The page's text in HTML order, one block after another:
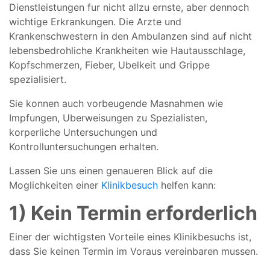
Dienstleistungen fur nicht allzu ernste, aber dennoch
wichtige Erkrankungen. Die Arzte und
Krankenschwestern in den Ambulanzen sind auf nicht
lebensbedrohliche Krankheiten wie Hautausschlage,
Kopfschmerzen, Fieber, Ubelkeit und Grippe
spezialisiert.
Sie konnen auch vorbeugende Masnahmen wie
Impfungen, Uberweisungen zu Spezialisten,
korperliche Untersuchungen und
Kontrolluntersuchungen erhalten.
Lassen Sie uns einen genaueren Blick auf die
Moglichkeiten einer Klinikbesuch helfen kann:
1) Kein Termin erforderlich
Einer der wichtigsten Vorteile eines Klinikbesuchs ist,
dass Sie keinen Termin im Voraus vereinbaren mussen.